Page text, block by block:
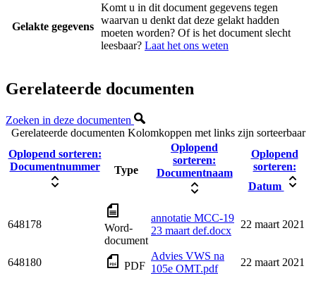
Gelakte gegevens
Komt u in dit document gegevens tegen
waarvan u denkt dat deze gelakt hadden
moeten worden? Of is het document slecht
leesbaar? Laat het ons weten
Gerelateerde documenten
Zoeken in deze documenten
Gerelateerde documenten Kolomkoppen met links zijn sorteerbaar
Oplopend sorteren:
Documentnummer
Type
Oplopend
sorteren:
Documentnaam
Oplopend
sorteren:
Datum
648178
Word-
document
annotatie MCC-19
23 maart def.docx
22 maart 2021
648180 PDF
Advies VWS na
105e OMT.pdf
22 maart 2021